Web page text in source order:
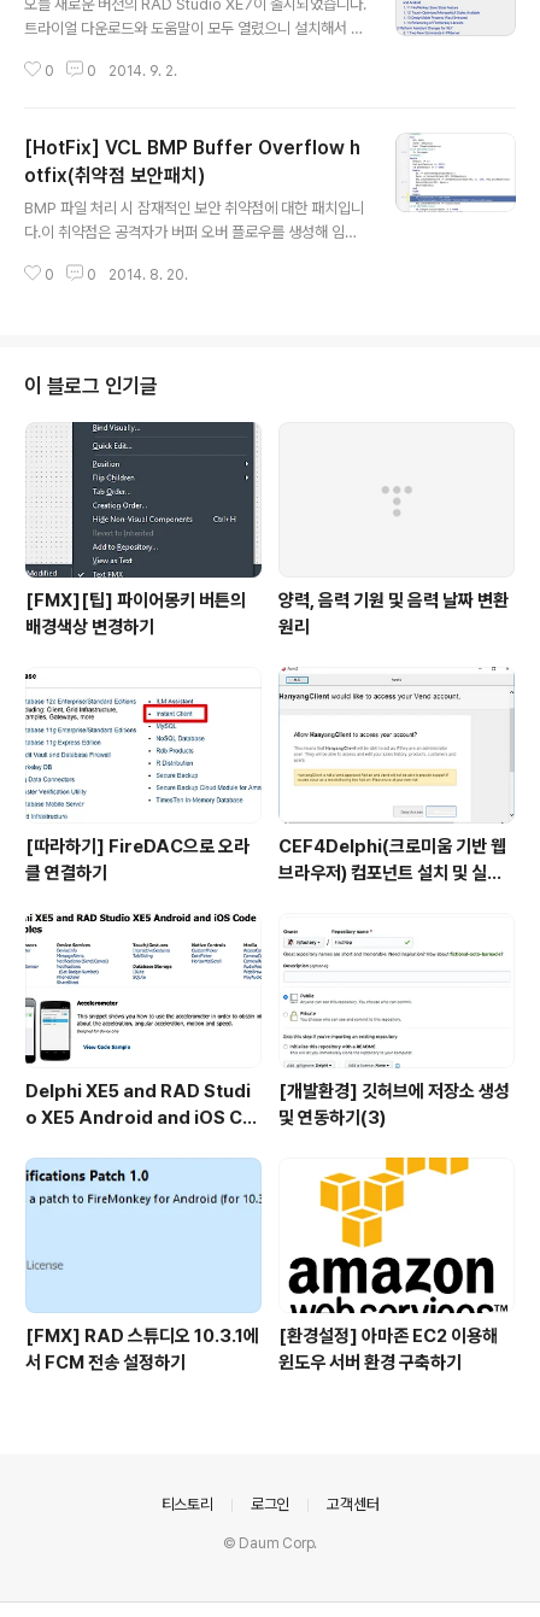
오늘 새로운 버전의 RAD Studio XE7이 출시되었습니다.
트라이얼 다운로드와 도움말이 모두 열렸으니 설치해서 사
랍니다. 다운로드 링크http://www.embarcadero.co
New_in_Delphi_and_C%2B%2BBuilder_XE7
0 0 2014. 9. 2.
[HotFix] VCL BMP Buffer Overflow h
otfix(취약점 보안패치)
BMP 파일 처리 시 잠재적인 보안 취약점에 대한 패치입니
다.이 취약점은 공격자가 버퍼 오버 플로우를 생성해 임의
대한 패치입니다. 아래의 링크를 통해 패치하시기 바라며X
의 경우 아래 절차를 따라 VCL 소스코드를 직접 수정해 패
치할 수 있습니다. 새로운 VCL Form Application을 만
들고 임시 저장합니다.Vcl.Graphics.pas 파일을 엠바카
데로 소스코드 경로(XE6 기준: C:\Program File..
0 0 2014. 8. 20.
이 블로그 인기글
[FMX][팁] 파이어몽키 버튼의
배경색상 변경하기
양력, 음력 기원 및 음력 날짜 변환
원리
[따라하기] FireDAC으로 오라
클 연결하기
CEF4Delphi(크로미움 기반 웹
브라우저) 컴포넌트 설치 및 실행
Delphi XE5 and RAD Studi
o XE5 Android and iOS Co
[개발환경] 깃허브에 저장소 생성
및 연동하기(3)
[FMX] RAD 스튜디오 10.3.1에
서 FCM 전송 설정하기
[환경설정] 아마존 EC2 이용해
윈도우 서버 환경 구축하기
티스토리 로그인 고객센터
© Daum Corp.